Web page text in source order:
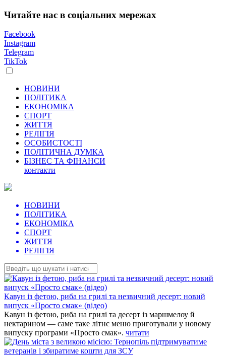
Читайте нас в соціальних мережах
Facebook
Instagram
Telegram
TikTok
НОВИНИ
ПОЛІТИКА
ЕКОНОМІКА
СПОРТ
ЖИТТЯ
РЕЛІГІЯ
ОСОБИСТОСТІ
ПОЛІТИЧНА ДУМКА
БІЗНЕС ТА ФІНАНСИ
контакти
НОВИНИ
ПОЛІТИКА
ЕКОНОМІКА
СПОРТ
ЖИТТЯ
РЕЛІГІЯ
Кавун із фетою, риба на грилі та незвичний десерт: новий
випуск «Просто смак» (відео)
Кавун із фетою, риба на грилі та десерт із маршмелоу й
нектарином — саме таке літнє меню приготували у новому
випуску програми «Просто смак». читати